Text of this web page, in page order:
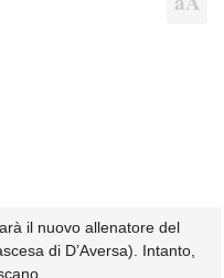
il nuovo allenatore del
di D’Aversa). Intanto,